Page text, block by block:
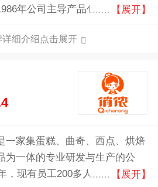
年公司主导产品包括面包酵
等，产品广泛应用于烘焙、发酵
【展开】
细介绍点击展开
一家集蛋糕、曲奇、西点、烘焙
为一体的专业研发与生产的公
，现有员工200多人，旗下现有
【展开】